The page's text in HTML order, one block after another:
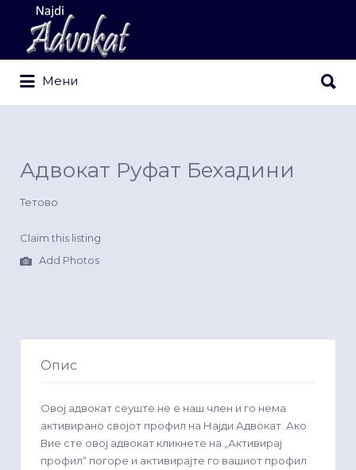
Search
for:
Мени
for:
Адвокат Руфат Бехадини
Тетово
Claim this listing
Add Photos
Опис
Овој адвокат сеуште не е наш член и го нема
активирано својот профил на Најди Адвокат. Ако
Вие сте овој адвокат кликнете на „Активирај
профил“ погоре и активирајте го вашиот профил